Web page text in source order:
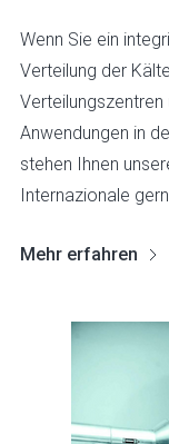
Wenn Sie ein
Verteilung der
Anwendungen in
stehen Ihnen
Internazionale
Mehr erfahren